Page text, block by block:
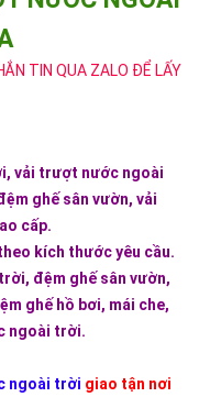
TIN QUA ZALO ĐỂ LẤY
vải trượt nước ngoài
ghế sân vườn, vải
cấp.
kích thước yêu cầu.
đệm ghế sân vườn,
ghế hồ bơi, mái che,
ngoài trời.
ngoài trời giao tận nơi